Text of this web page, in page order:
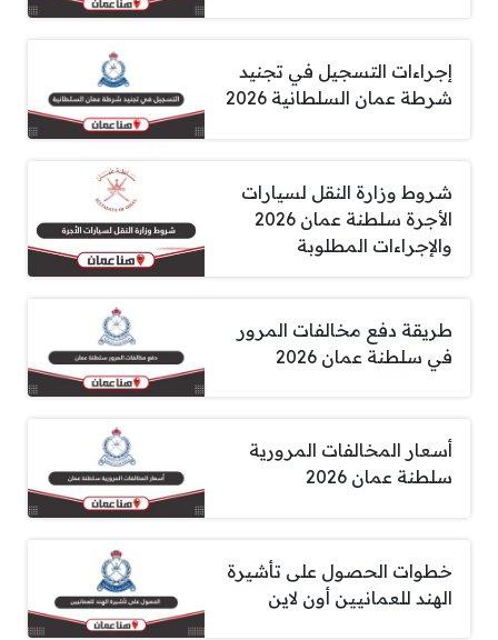
إجراءات التسجيل في تجنيد
شرطة عمان السلطانية 2026
شروط وزارة النقل لسيارات
الأجرة سلطنة عمان 2026
والإجراءات المطلوبة
طريقة دفع مخالفات المرور
في سلطنة عمان 2026
أسعار المخالفات المرورية
سلطنة عمان 2026
خطوات الحصول على تأشيرة
الهند للعمانيين أون لاين